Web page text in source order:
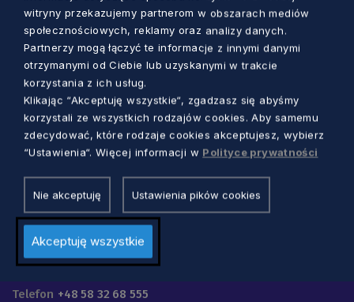
oficjalnie otwarty
Marcin Szumny 10 miesięcy temu
Urząd Marszałkowski
Województwa Pomorskiego
Telefon +48 58 32 68 555
witryny przekazujemy partnerom w obszarach mediów
społecznościowych, reklamy oraz analizy danych.
Partnerzy mogą łączyć te informacje z innymi danymi
otrzymanymi od Ciebie lub uzyskanymi w trakcie
korzystania z ich usług.
Klikając “Akceptuję wszystkie“, zgadzasz się abyśmy
korzystali ze wszystkich rodzajów cookies. Aby samemu
zdecydować, które rodzaje cookies akceptujesz, wybierz
“Ustawienia“. Więcej informacji w Polityce prywatności
Nie akceptuję Ustawienia pików cookies
Akceptuję wszystkie